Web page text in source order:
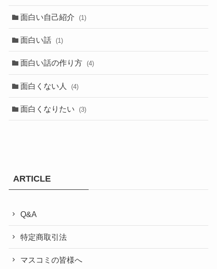
面白い自己紹介 (1)
面白い話 (1)
面白い話の作り方 (4)
面白くない人 (4)
面白くなりたい (3)
ARTICLE
Q&A
特定商取引法
マスコミの皆様へ